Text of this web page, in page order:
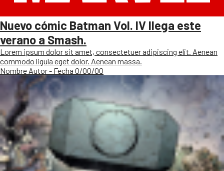
Nuevo cómic Batman Vol. IV llega este
verano a Smash.
Lorem ipsum dolor sit amet, consectetuer adipiscing elit. Aenean
commodo ligula eget dolor. Aenean massa.
Nombre Autor - Fecha 0/00/00